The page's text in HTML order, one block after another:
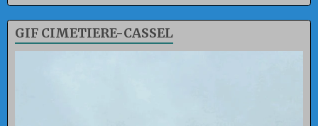
GIF CIMETIERE-CASSEL